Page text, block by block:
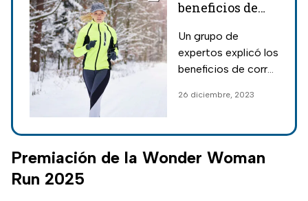
beneficios de
invierno
Un grupo de
expertos explicó los
beneficios de correr
en condiciones de
26 diciembre, 2023
Premiación de la Wonder Woman
Run 2025